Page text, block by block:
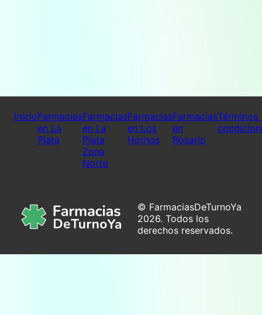
InicioFarmacias
en La
Plata
Farmacias
en La
Plata
Zona
Norte
Farmacias
en Los
Hornos
Farmacias
en
Rosario
Términos
© FarmaciasDeTurnoYa
2026. Todos los
derechos reservados.